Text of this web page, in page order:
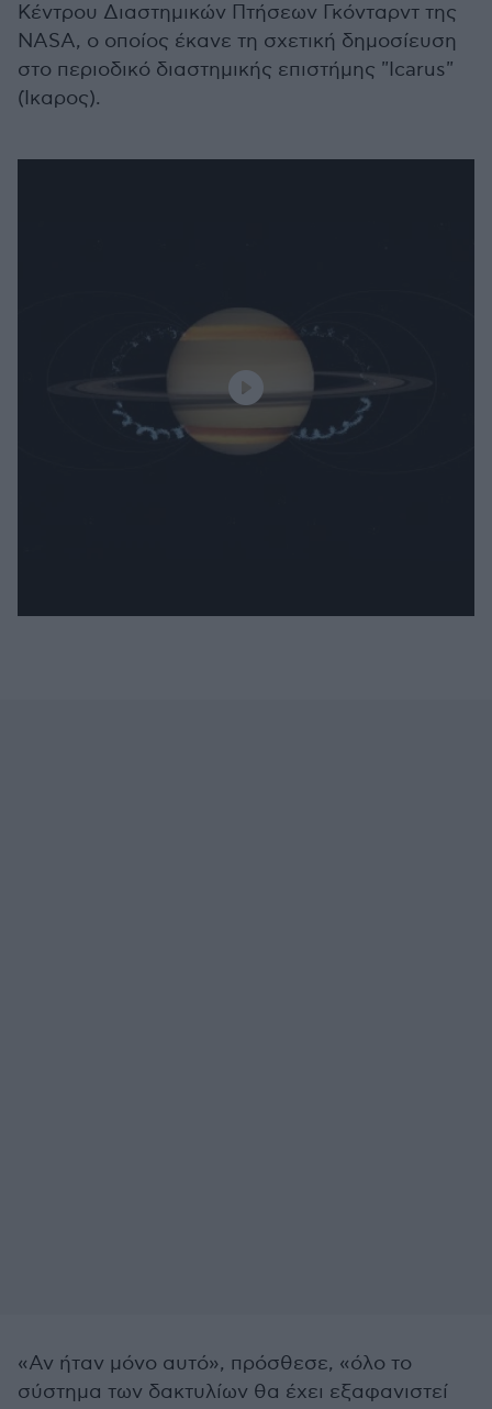
Κέντρου Διαστημικών Πτήσεων Γκόνταρντ της
NASA, ο οποίος έκανε τη σχετική δημοσίευση
στο περιοδικό διαστημικής επιστήμης "Icarus"
(Ίκαρος).
«Αν ήταν μόνο αυτό», πρόσθεσε, «όλο το
σύστημα των δακτυλίων θα έχει εξαφανιστεί